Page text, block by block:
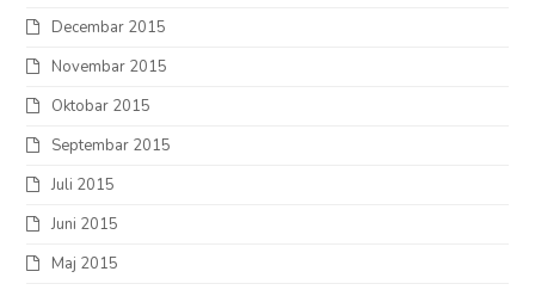
Decembar 2015
Novembar 2015
Oktobar 2015
Septembar 2015
Juli 2015
Juni 2015
Maj 2015